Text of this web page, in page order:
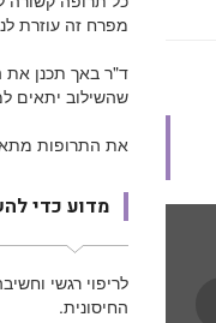
מפרח זה עוזרת
ד"ר באך תכנן את
שהשילוב יתאים
את התרופות
מדוע כדי
לריפוי רגשי
החיסונית.